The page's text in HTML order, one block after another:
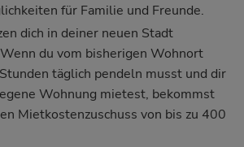
für Familie und Freunde.
dich in deiner neuen Stadt
du vom bisherigen Wohnort
täglich pendeln musst und dir
Wohnung mietest, bekommst
Mietkostenzuschuss von bis zu 400